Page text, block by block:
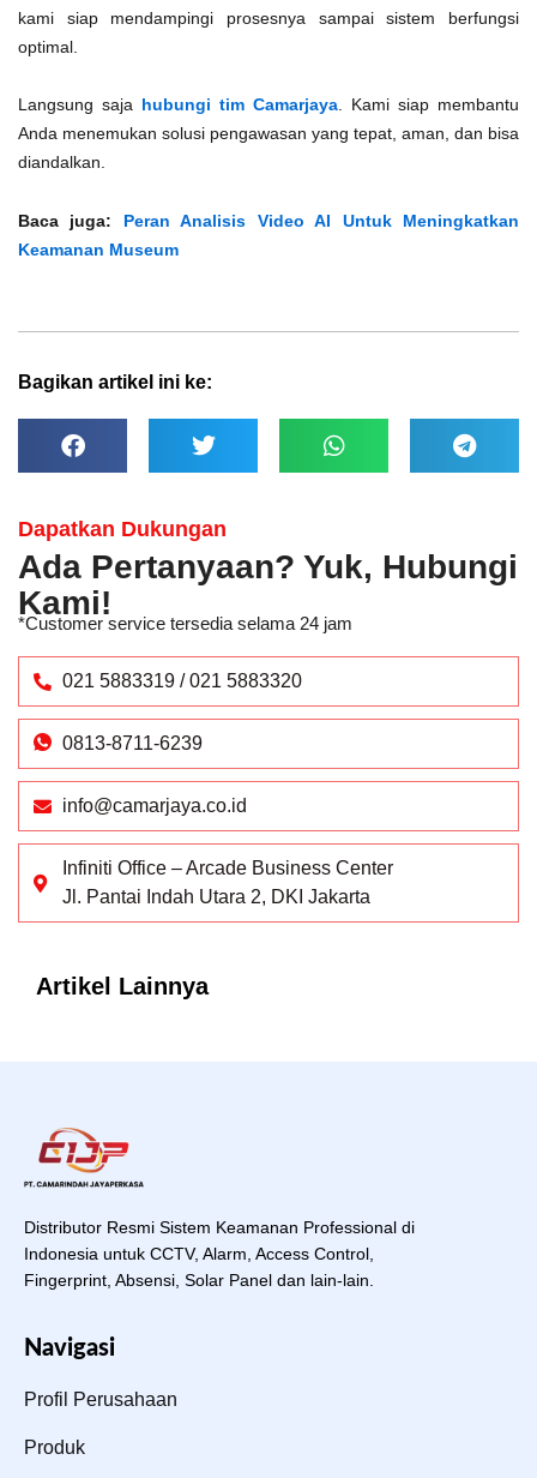
kami siap mendampingi prosesnya sampai sistem berfungsi
optimal.
Langsung saja hubungi tim Camarjaya. Kami siap membantu
Anda menemukan solusi pengawasan yang tepat, aman, dan bisa
diandalkan.
Baca juga: Peran Analisis Video AI Untuk Meningkatkan
Keamanan Museum
Bagikan artikel ini ke:
Dapatkan Dukungan
Ada Pertanyaan? Yuk, Hubungi
Kami!
*Customer service tersedia selama 24 jam
021 5883319 / 021 5883320
0813-8711-6239
info@camarjaya.co.id
Infiniti Office – Arcade Business Center
Jl. Pantai Indah Utara 2, DKI Jakarta
Artikel Lainnya
Distributor Resmi Sistem Keamanan Professional di
Indonesia untuk CCTV, Alarm, Access Control,
Fingerprint, Absensi, Solar Panel dan lain-lain.
Navigasi
Profil Perusahaan
Produk